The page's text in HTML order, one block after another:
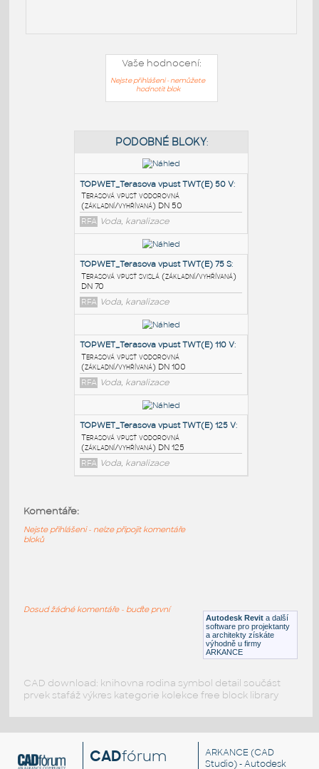
Vaše hodnocení:
Nejste přihlášeni - nemůžete
hodnotit blok
PODOBNÉ BLOKY:
TOPWET_Terasova vpust TWT(E) 50 V
Terasová vpusť vodorovná
(základní/vyhřívaná) DN 50
RFA Voda, kanalizace
TOPWET_Terasova vpust TWT(E) 75 S
Terasová vpusť svislá (základní/vyhřívaná)
DN 70
RFA Voda, kanalizace
Terasová vpusť vodorovná
(základní/vyhřívaná) DN 125Autodesk Revit a další
software pro projektanty
a architekty získáte
výhodně u firmy
ARKANCE
Komentáře:
Nejste přihlášeni - nelze připojit komentáře
bloků
Dosud žádné komentáře - buďte první
CAD download: knihovna rodina symbol detail součást
prvek stafáž výkres kategorie kolekce free block library
CADfórum ARKANCE (CAD
Studio) - Autodesk